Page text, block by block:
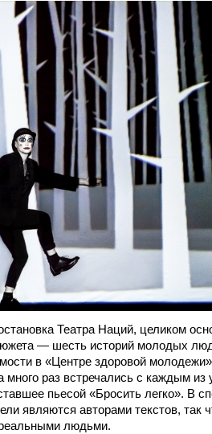
Театра Наций, целиком
— шесть историй молодых
в «Центре здоровой
раз встречались с каждым из
пьесой «Бросить легко». В
являются авторами текстов, так
людьми.